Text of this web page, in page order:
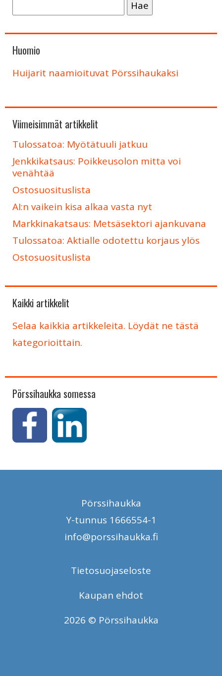
Huomio
Huijarit naamioituvat Pörssihaukaksi
Viimeisimmät artikkelit
Tulossatoa: Myötätuuli jatkuu
Jenkkikatsaus: Poikkeusolon mitta voi
venähtää
Ostosuosituslista
AI:n vaikein kisa alkaa vasta nyt
Markkinakatsaus: Metsäsektori ajankuvana
Tulossatoa: Aktialle odotettu korjaus ylös
Ostosuosituslista
Kaikki artikkelit
Selaa kaikkia artikkeleita. Löydät ne tästä
kategorioittain.
Pörssihaukka somessa
Pörssihaukka
Y-tunnus 1666554-1
info@porssihaukka.fi
Tietosuojaseloste
Kaupan ehdot
2026 © Pörssihaukka